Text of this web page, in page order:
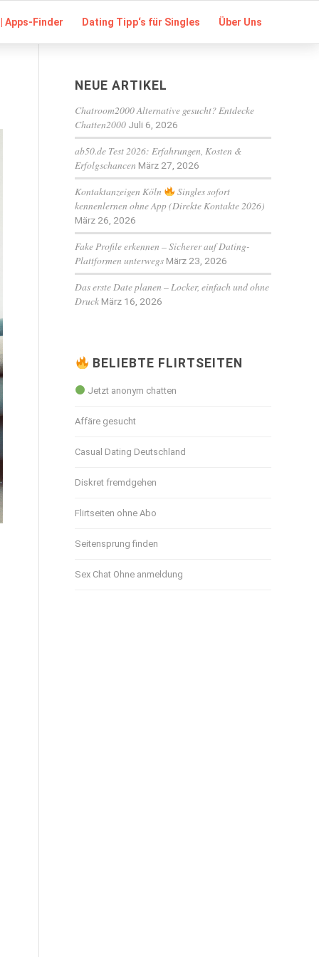
Apps-Finder Dating Tipp‘s für Singles Über Uns
NEUE ARTIKEL
Chatroom2000 Alternative gesucht? Entdecke
Chatten2000 Juli 6, 2026
ab50.de Test 2026: Erfahrungen, Kosten &
Erfolgschancen März 27, 2026
Kontaktanzeigen Köln
Singles sofort
kennenlernen ohne App (Direkte Kontakte 2026)
März 26, 2026
Fake Profile erkennen – Sicherer auf Dating-
Plattformen unterwegs März 23, 2026
Das erste Date planen – Locker, einfach und ohne
Druck März 16, 2026
BELIEBTE FLIRTSEITEN
Jetzt anonym chatten
Affäre gesucht
Casual Dating Deutschland
Diskret fremdgehen
Flirtseiten ohne Abo
Seitensprung finden
Sex Chat Ohne anmeldung